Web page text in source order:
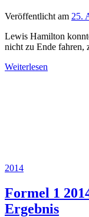
Veröffentlicht am 25.
Lewis Hamilton
nicht zu Ende fahren,
Weiterlesen
2014
Formel 1
Ergebnis